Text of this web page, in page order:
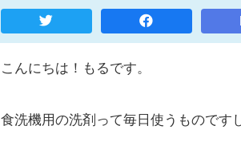
こんにちは！もるです。
食洗機用の洗剤って毎日使うものです